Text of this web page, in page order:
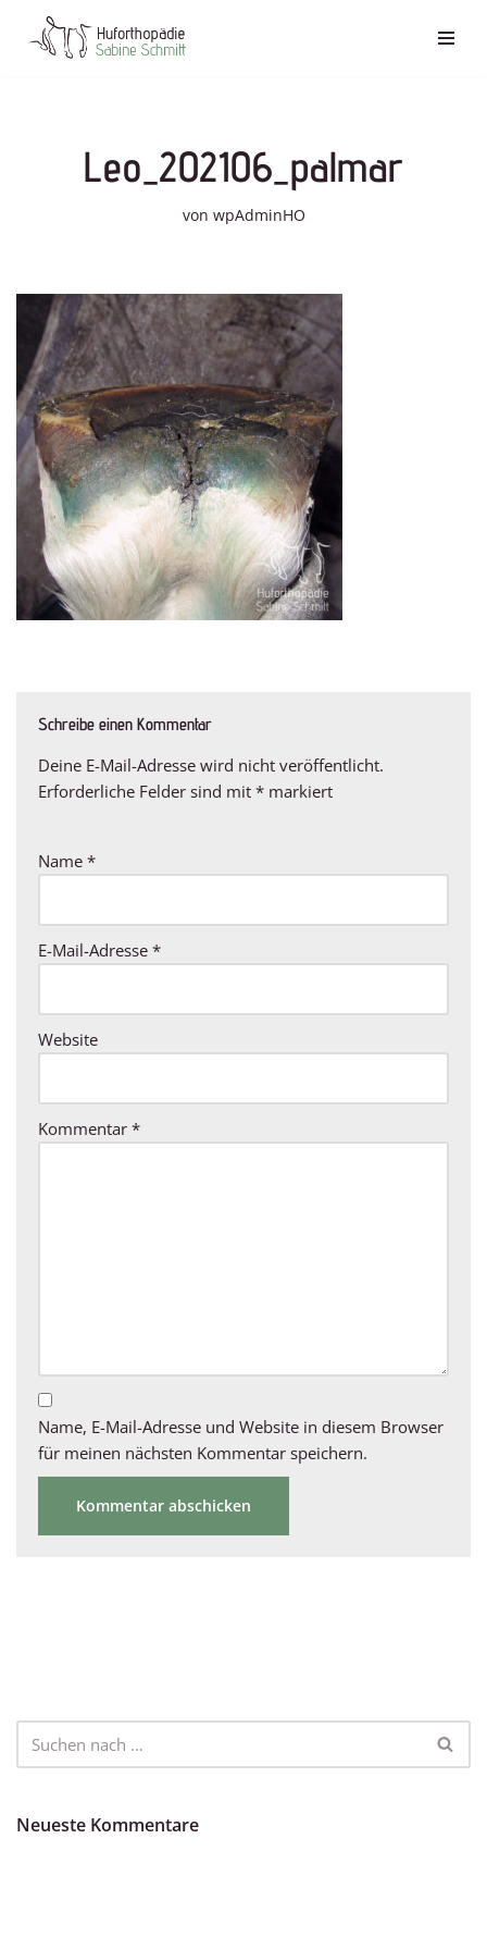
Zum
Leo_202106_palmar
von wpAdminHO
Schreibe einen Kommentar
Deine E-Mail-Adresse wird nicht veröffentlicht.
Erforderliche Felder sind mit * markiert
Name *
E-Mail-Adresse *
Website
Kommentar *
Name, E-Mail-Adresse und Website in diesem Browser
für meinen nächsten Kommentar speichern.
Neueste Kommentare